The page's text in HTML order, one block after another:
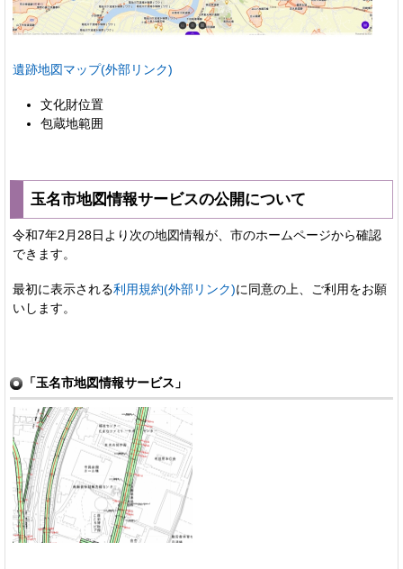
遺跡地図マップ(外部リンク)
文化財位置
包蔵地範囲
玉名市地図情報サービスの公開について
令和7年2月28日より次の地図情報が、市のホームページから確認
できます。
最初に表示される利用規約(外部リンク)に同意の上、ご利用をお願
いします。
「玉名市地図情報サービス」